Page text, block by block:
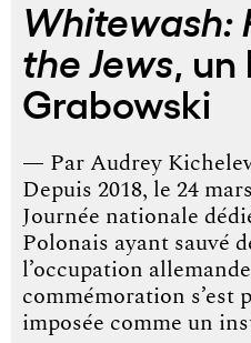
Whitewash:
the Jews, un
Grabowski
— Par Audrey
Depuis 2018, le 24
Journée nationale
Polonais ayant sauvé
l’occupation
commémoration s’est
imposée comme un